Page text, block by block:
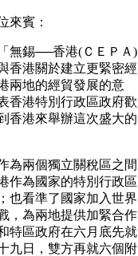
來賓：
錫──香港(ＣＥＰＡ)
香港關於建立更緊密經
兩地的經貿發展的意
香港特別行政區政府歡
香港來舉辦這次盛大的
兩個獨立關稅區之間
作為國家的特別行政區
也看準了國家加入世界
，為兩地提供加緊合作
特區政府在六月底先就
九日，雙方再就六個附